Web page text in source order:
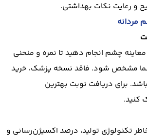
و رعایت نکات بهداشتی.
مردانه
معاینه چشم انجام دهید تا نمره و منحنی
مشخص شود. فاقد نسخه پزشک، خرید
برای دریافت نوبت بهترین
کنید.
تکنولوژی تولید، درصد اکسیژن‌رسانی و